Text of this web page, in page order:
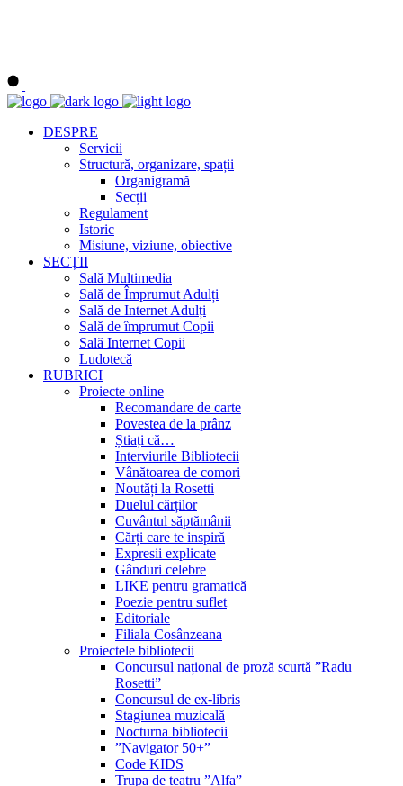
DESPRE
Servicii
Structură, organizare, spații
Organigramă
Secții
Regulament
Istoric
Misiune, viziune, obiective
SECȚII
Sală Multimedia
Sală de Împrumut Adulți
Sală de Internet Adulți
Sală de împrumut Copii
Sală Internet Copii
Ludotecă
RUBRICI
Proiecte online
Recomandare de carte
Povestea de la prânz
Știați că…
Interviurile Bibliotecii
Vânătoarea de comori
Noutăți la Rosetti
Duelul cărților
Cuvântul săptămânii
Cărți care te inspiră
Expresii explicate
Gânduri celebre
LIKE pentru gramatică
Poezie pentru suflet
Editoriale
Filiala Cosânzeana
Proiectele bibliotecii
Concursul național de proză scurtă ”Radu
Rosetti”
Concursul de ex-libris
Stagiunea muzicală
Nocturna bibliotecii
”Navigator 50+”
Code KIDS
Trupa de teatru ”Alfa”